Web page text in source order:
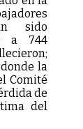
sido
a 744
la
Comité
de
del